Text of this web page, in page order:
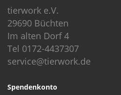
tierwork e.V.
29690 Büchten
Im alten Dorf 4
Tel 0172-4437307
service@tierwork.de
Spendenkonto